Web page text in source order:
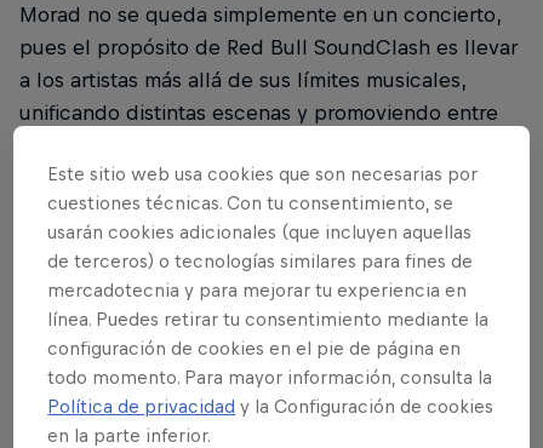
Morad no se queda simplemente en un concierto,
pues el propósito de Red Bull SoundClash es llevar
a los artistas más allá de sus límites musicales,
unificando distintas escenas y promoviendo entre
SoundClash.
Información del evento
QuéRed Bull SoundClash
DóndeWiZink Center Madrid
Cuándo12 y 13 de diciembre de 2023
Este sitio web usa cookies que son necesarias por
cuestiones técnicas. Con tu consentimiento, se
usarán cookies adicionales (que incluyen aquellas
de terceros) o tecnologías similares para fines de
mercadotecnia y para mejorar tu experiencia en
línea. Puedes retirar tu consentimiento mediante la
configuración de cookies en el pie de página en
todo momento. Para mayor información, consulta la
Política de privacidad y la Configuración de cookies
en la parte inferior.